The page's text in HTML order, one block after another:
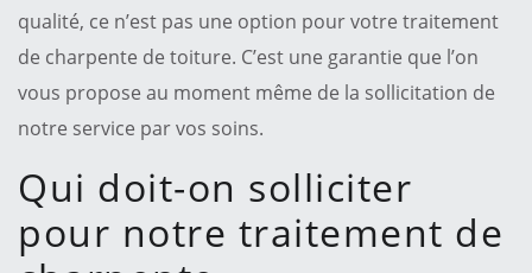
qualité, ce n’est pas une option pour votre traitement
de charpente de toiture. C’est une garantie que l’on
vous propose au moment même de la sollicitation de
notre service par vos soins.
Qui doit-on solliciter
pour notre traitement de